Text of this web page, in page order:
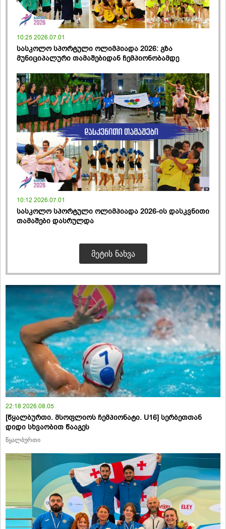
10:25 2026.07.01
სასკოლო სპორტული ოლიმპიადა 2026: გზა
მუნიციპალური თამაშებიდან ჩემპიონობამდე
10:12 2026.07.01
სასკოლო სპორტული ოლიმპიადა 2026-ის დასკვნითი
თამაშები დასრულდა
ᲛᲔᲢᲘᲡ ᲜᲐᲮᲕᲐ
22:18 2026.08.05
[წყალბურთი. მსოფლიოს ჩემპიონატი. U16] სერბეთთან
დიდი სხვაობით წააგეს
წყალბურთი